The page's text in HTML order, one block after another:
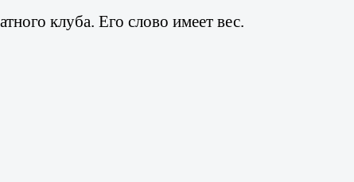
клуба. Его слово имеет вес.